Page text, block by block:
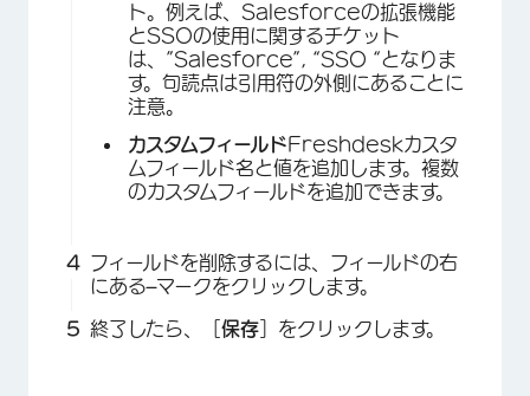
ト。例えば、Salesforceの拡張機能
とSSOの使用に関するチケット
は、”Salesforce”, “SSO “となりま
す。句読点は引用符の外側にあることに
注意。
カスタムフィールドFreshdeskカスタ
ムフィールド名と値を追加します。複数
のカスタムフィールドを追加できます。
フィールドを削除するには、フィールドの右
にある–マークをクリックします。
終了したら、［ 保存 ］をクリックします。